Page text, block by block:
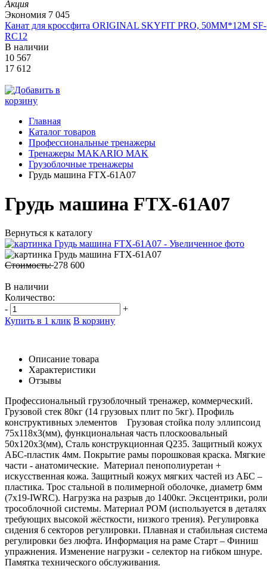
Акция
Экономия 7 045
Канат для кроссфита ORIGINAL SKYFIT PRO, 50MM*12M SF-
RС12
В наличии
10 567
17 612
Главная
Каталог товаров
Профессиональные тренажеры
Тренажеры MAKARIO MAK
Грузоблочные тренажеры
Грудь машина FTX-61A07
Грудь машина FTX-61A07
Вернуться к каталогу
Стоимость:278 600
В наличии
Количество:
-
+
Купить в 1 клик В корзину
Описание товара
Характеристики
Отзывы
Профессиональный грузоблочный тренажер, коммерческий.
Грузовой стек 80кг (14 грузовых плит по 5кг). Профиль
конструктивных элементов Грузовая стойка полу эллипсоид
75х118х3(мм), функциональная часть плоскоовальный
50х120х3(мм), Сталь конструкционная Q235. Защитный кожух
АБС-пластик 4мм. Покрытие рамы порошковая краска. Мягкие
части - анатомические. Материал пенополиуретан +
искусственная кожа. Защитный кожух мягких частей из АБС –
пластика. Трос стальной в полимерной оболочке, диаметр 6мм
(7x19-IWRC). Нагрузка на разрыв до 1400кг. Эксцентрики,
трособлочной системы. Материал POM (используется в деталях
требующих высокой жёсткости, низкого трения). Регулировка
сидения 6 секторов регулировки. Плавная и стабильная система
регулировки без люфта. Информация на раме Старт – Финиш
упражнения. Изменение нагрузки - селектор на гибком шнуре.
Памятка технического обслуживания.